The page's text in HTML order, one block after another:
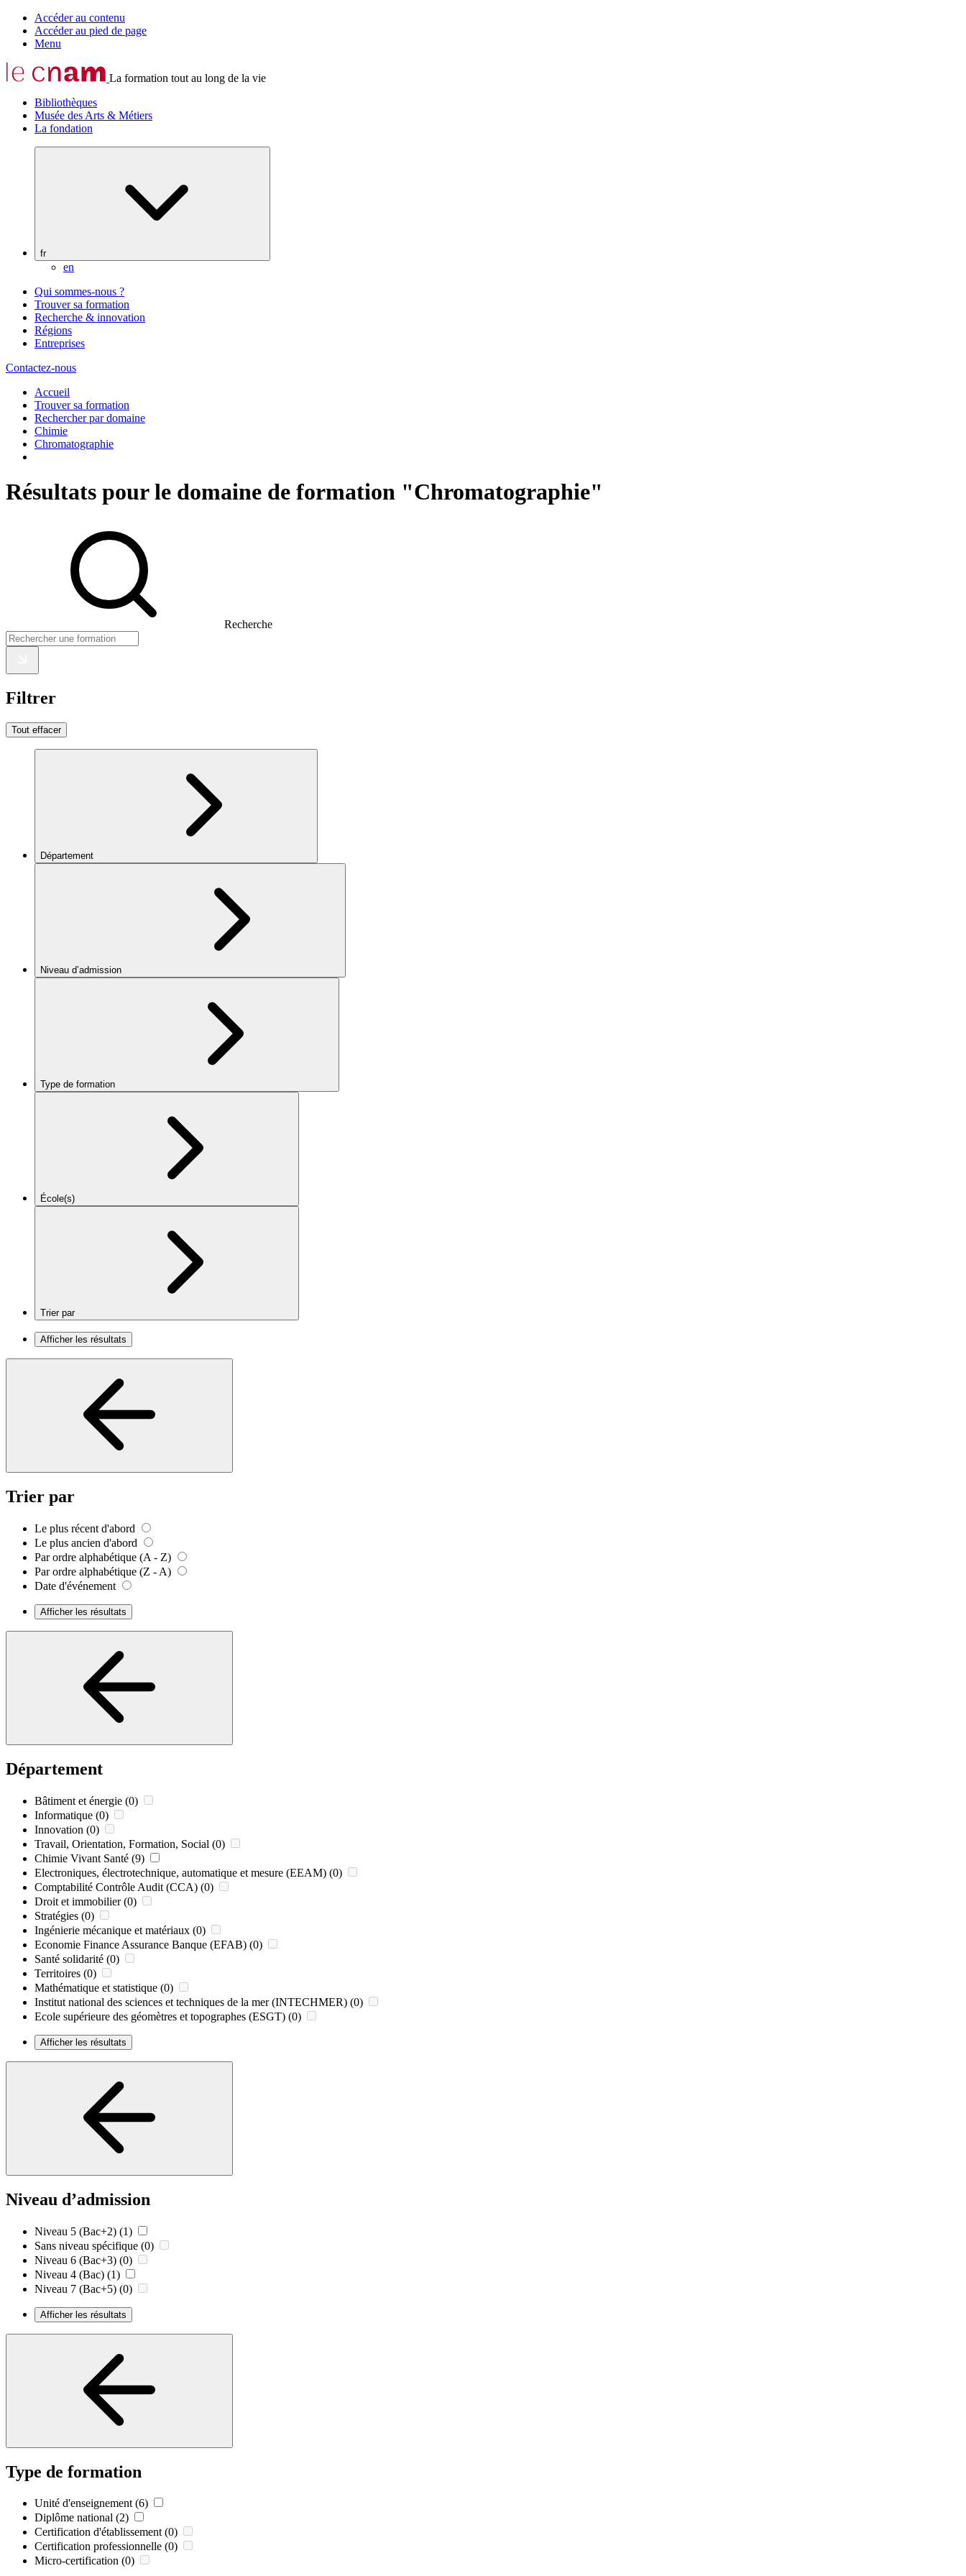
Accéder au contenu
Accéder au pied de page
Menu
La formation tout au long de la vie
Bibliothèques
Musée des Arts & Métiers
La fondation
fr
en
Qui sommes-nous ?
Trouver sa formation
Recherche & innovation
Régions
Entreprises
Contactez-nous
Accueil
Trouver sa formation
Rechercher par domaine
Chimie
Chromatographie
Résultats pour le domaine de formation "Chromatographie"
Recherche
Filtrer
Tout effacer
Département
Niveau d’admission
Type de formation
École(s)
Trier par
Afficher les résultats
Trier par
Le plus récent d'abord
Le plus ancien d'abord
Par ordre alphabétique (A - Z)
Par ordre alphabétique (Z - A)
Date d'événement
Afficher les résultats
Département
Bâtiment et énergie (0)
Informatique (0)
Innovation (0)
Travail, Orientation, Formation, Social (0)
Chimie Vivant Santé (9)
Electroniques, électrotechnique, automatique et mesure (EEAM) (0)
Comptabilité Contrôle Audit (CCA) (0)
Droit et immobilier (0)
Stratégies (0)
Ingénierie mécanique et matériaux (0)
Economie Finance Assurance Banque (EFAB) (0)
Santé solidarité (0)
Territoires (0)
Mathématique et statistique (0)
Institut national des sciences et techniques de la mer (INTECHMER) (0)
Ecole supérieure des géomètres et topographes (ESGT) (0)
Afficher les résultats
Niveau d’admission
Niveau 5 (Bac+2) (1)
Sans niveau spécifique (0)
Niveau 6 (Bac+3) (0)
Niveau 4 (Bac) (1)
Niveau 7 (Bac+5) (0)
Afficher les résultats
Type de formation
Unité d'enseignement (6)
Diplôme national (2)
Certification d'établissement (0)
Certification professionnelle (0)
Micro-certification (0)